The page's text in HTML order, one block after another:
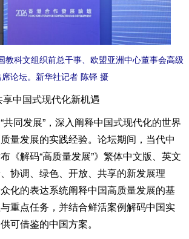
科文组织前总干事、欧盟亚洲中心董事会高级
论坛。新华社记者 陈铎 摄
中国式现代化新机遇
同发展”，深入阐释中国式现代化的世界
量发展的实践经验。论坛期间，当代中
《解码“高质量发展”》繁体中文版、英文
协调、绿色、开放、共享的新发展理
化的表达系统阐释中国高质量发展的基
重点任务，并结合鲜活案例解码中国实
可借鉴的中国方案。